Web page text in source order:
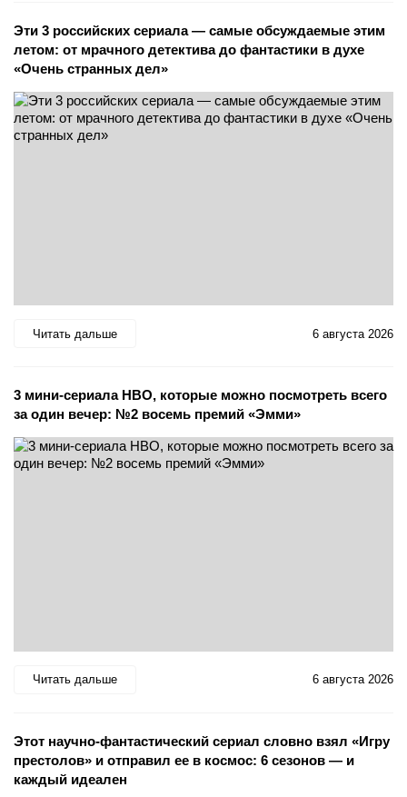
Эти 3 российских сериала — самые обсуждаемые этим
летом: от мрачного детектива до фантастики в духе
«Очень странных дел»
Читать дальше 6 августа 2026
3 мини-сериала HBO, которые можно посмотреть всего
за один вечер: №2 восемь премий «Эмми»
Читать дальше 6 августа 2026
Этот научно-фантастический сериал словно взял «Игру
престолов» и отправил ее в космос: 6 сезонов — и
каждый идеален